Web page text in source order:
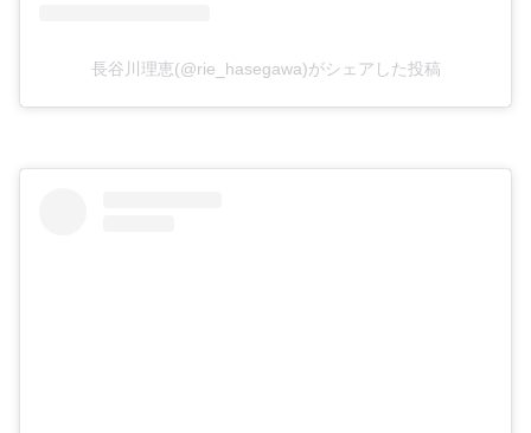
長谷川理恵(@rie_hasegawa)がシェアした投稿